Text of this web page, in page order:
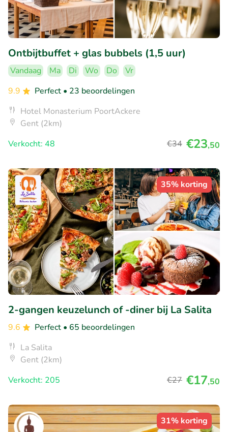
Ontbijtbuffet + glas bubbels (1,5 uur)
Vandaag Ma Di Wo Do
Vr
9.9
Perfect • 23 beoordelingen
Hotel Monasterium PoortAckere
Gent (2km)
Verkocht: 48
€34 €23,50
35% korting
2-gangen keuzelunch of -diner bij La Salita
9.6 Perfect • 65 beoordelingen
La Salita
Gent (2km)
Verkocht: 205
€27 €17,50
31% korting